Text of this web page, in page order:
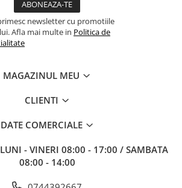
newsletter cu promotiile
Afla mai multe in Politica de
MAGAZINUL MEU
CLIENTI
DATE COMERCIALE
LUNI - VINERI 08:00 - 17:00 / SAMBATA
08:00 - 14:00